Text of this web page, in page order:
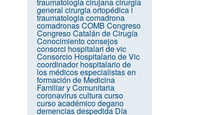
traumatologiacirujanacirurgia
general cirurgia ortopédica i
traumatologiacomadrona
comadronasCOMB Congreso
Congreso Catalán de Cirugía
Conocimientoconsejos
consorci hospitalari de vic
Consorcio Hospitalario de Vic
coordinador hospitalario de
los médicos especialistas en
formación de Medicina
Familiar y Comunitaria
coronavirusculturacurso
curso académicodegano
demenciasdespedida Día